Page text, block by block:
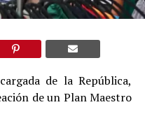
de la República,
de un Plan Maestro